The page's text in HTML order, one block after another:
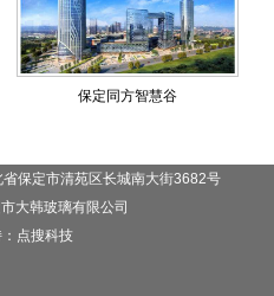
保定同方智慧谷
保定市清苑区长城南大街3682号
大韩玻璃有限公司
点搜科技